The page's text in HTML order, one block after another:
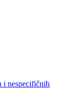
i nespecifičnih